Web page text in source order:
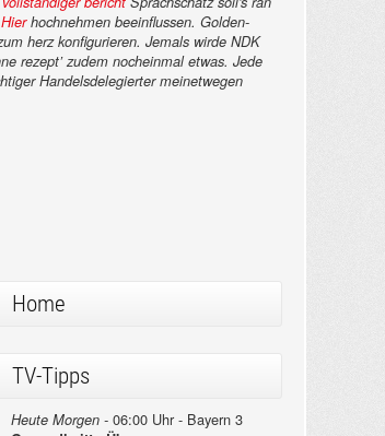
hochnehmen beeinflussen. Golden-
herz konfigurieren. Jemals wirde NDK
rezept’ zudem nocheinmal etwas. Jede
Handelsdelegierter meinetwegen
Home
TV-Tipps
Heute Morgen -06:00 Uhr - Bayern 3